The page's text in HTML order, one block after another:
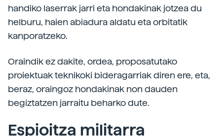
handiko laserrak jarri eta hondakinak jotzea du
helburu, haien abiadura aldatu eta orbitatik
kanporatzeko.
Oraindik ez dakite, ordea, proposatutako
proiektuak teknikoki bideragarriak diren ere, eta,
beraz, oraingoz hondakinak non dauden
begiztatzen jarraitu beharko dute.
Espioitza militarra